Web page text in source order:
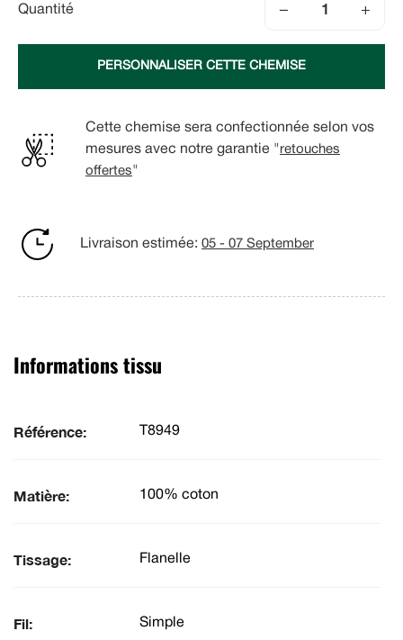
Quantité − +
PERSONNALISER CETTE CHEMISE
Cette chemise sera confectionnée selon vos
mesures avec notre garantie " retouches
offertes"
Livraison estimée: 05 - 07 September
Informations tissu
Référence: T8949
Matière: 100% coton
Tissage: Flanelle
Fil: Simple